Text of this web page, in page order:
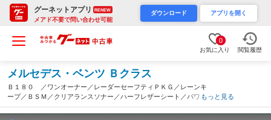
グーネットアプリ RENEW
メアド不要で問い合わせ可能
ダウンロード アプリを開く
0
お気に入り 閲覧履歴
メルセデス・ベンツ Ｂクラス
Ｂ１８０ ／ワンオーナー／レーダーセーフティＰＫＧ／レーンキ
ープ／ＢＳＭ／クリアランスソナー／ハーフレザーシート／パワー
シート／シートメモリー／シートヒーター／純正ナビ／ＴＶ／Ｂｌ
ｕｅｔｏｏｔｈ（大阪府）
もっと見る